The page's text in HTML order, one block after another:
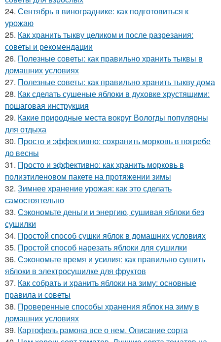
24. Сентябрь в винограднике: как подготовиться к
урожаю
25. Как хранить тыкву целиком и после разрезания:
советы и рекомендации
26. Полезные советы: как правильно хранить тыквы в
домашних условиях
27. Полезные советы: как правильно хранить тыкву дома
28. Как сделать сушеные яблоки в духовке хрустящими:
пошаговая инструкция
29. Какие природные места вокруг Вологды популярны
для отдыха
30. Просто и эффективно: сохранить морковь в погребе
до весны
31. Просто и эффективно: как хранить морковь в
полиэтиленовом пакете на протяжении зимы
32. Зимнее хранение урожая: как это сделать
самостоятельно
33. Сэкономьте деньги и энергию, сушивая яблоки без
сушилки
34. Простой способ сушки яблок в домашних условиях
35. Простой способ нарезать яблоки для сушилки
36. Сэкономьте время и усилия: как правильно сушить
яблоки в электросушилке для фруктов
37. Как собрать и хранить яблоки на зиму: основные
правила и советы
38. Проверенные способы хранения яблок на зиму в
домашних условиях
39. Картофель рамона все о нем. Описание сорта